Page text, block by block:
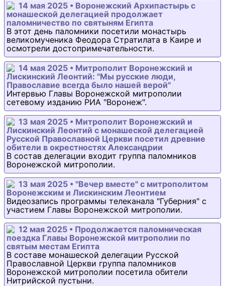
14 мая 2025 • Воронежский Архипастырь с
монашеской делегацией продолжает
паломничество по святыням Египта
В этот день паломники посетили монастырь
великомученика Феодора Стратилата в Каире и
осмотрели достопримечательности.
14 мая 2025 • Митрополит Воронежский и
Лискинский Леонтий: "Мы русские люди,
Православие всегда было нашей верой"
Интервью Главы Воронежской митрополии
сетевому изданию РИА "Воронеж".
13 мая 2025 • Митрополит Воронежский и
Лискинский Леонтий с монашеской делегацией
Русской Православной Церкви посетил древние
обители в окрестностях Александрии
В состав делегации входит группа паломников
Воронежской митрополии.
13 мая 2025 • "Вечер вместе" с митрополитом
Воронежским и Лискинским Леонтием
Видеозапись программы телеканала "Губерния" с
участием Главы Воронежской митрополии.
12 мая 2025 • Продолжается паломническая
поездка Главы Воронежской митрополии по
святым местам Египта
В составе монашеской делегации Русской
Православной Церкви группа паломников
Воронежской митрополии посетила обители
Нитрийской пустыни.